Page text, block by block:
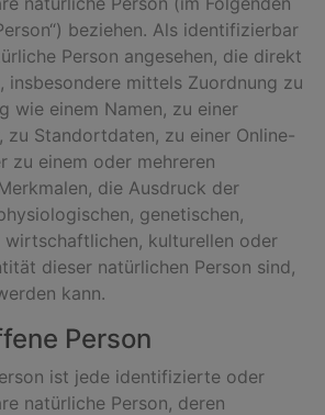
beziehen. Als identifizierbar
Person angesehen, die direkt
insbesondere mittels Zuordnung zu
wie einem Namen, zu einer
zu Standortdaten, zu einer Online-
zu einem oder mehreren
die Ausdruck der
genetischen,
wirtschaftlichen, kulturellen oder
dieser natürlichen Person sind,
kann.
Person
ist jede identifizierte oder
natürliche Person, deren